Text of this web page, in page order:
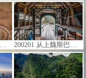
200201 从上魏斯巴赫山地列车的车站向外看，德国图林根 (© golero/iStock/Getty Images Plus)